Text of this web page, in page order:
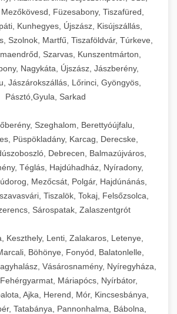
Füzesabony, Tiszafüred,
Kunhegyes, Újszász, Kisújszállás,
Szolnok, Martfű, Tiszaföldvár, Túrkeve,
Szarvas, Kunszentmárton,
Nagykáta, Újszász, Jászberény,
Jászárokszállás, Lőrinci, Gyöngyös,
Pásztó,Gyula, Sarkad
Szeghalom, Berettyóújfalu,
Püspökladány, Karcag, Derecske,
Debrecen, Balmazújváros,
Téglás, Hajdúhadház, Nyíradony,
Mezőcsát, Polgár, Hajdúnánás,
Tiszalök, Tokaj, Felsőzsolca,
Sárospatak, Zalaszentgrót
Keszthely, Lenti, Zalakaros, Letenye,
Böhönye, Fonyód, Balatonlelle,
Vásárosnamény, Nyíregyháza,
Máriapócs, Nyírbátor,
Ajka, Herend, Mór, Kincsesbánya,
Tatabánya, Pannonhalma, Bábolna,